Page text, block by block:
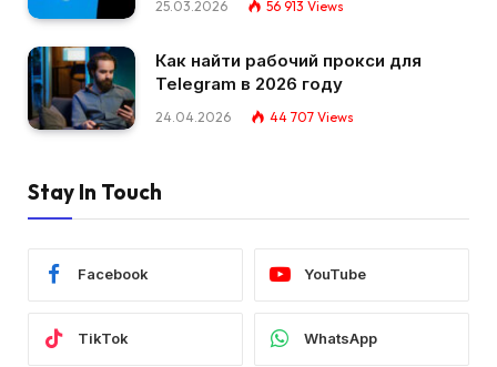
25.03.2026 56 913 Views
Как найти рабочий прокси для
Telegram в 2026 году
24.04.2026 44 707 Views
Stay In Touch
Facebook YouTube
TikTok WhatsApp